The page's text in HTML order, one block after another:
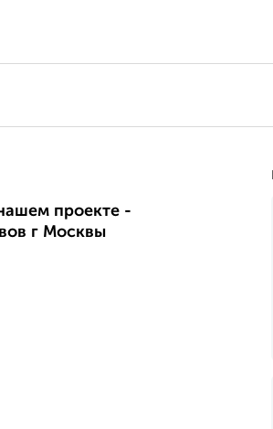
проекте -
г Москвы